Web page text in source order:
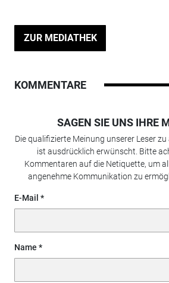
ZUR MEDIATHEK
KOMMENTARE
SAGEN SIE UNS IHRE
Die qualifizierte Meinung unserer Leser
ist ausdrücklich erwünscht. Bitte
Kommentaren auf die Netiquette, um
angenehme Kommunikation zu
E-Mail
Name